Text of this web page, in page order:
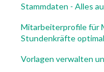
Stammdaten - Alles
Mitarbeiterprofile für
Stundenkräfte
Vorlagen verwalten